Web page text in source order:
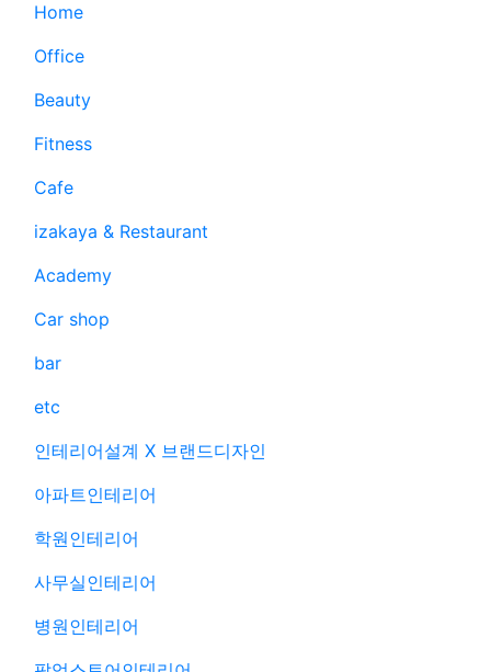
Home
Office
Beauty
Fitness
Cafe
izakaya & Restaurant
Academy
Car shop
bar
etc
인테리어설계 X 브랜드디자인
아파트인테리어
학원인테리어
사무실인테리어
병원인테리어